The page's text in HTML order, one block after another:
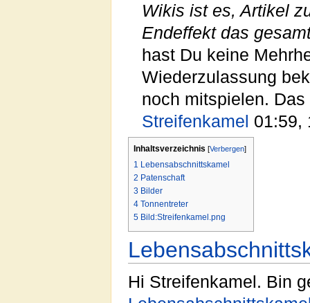
Wikis ist es, Artikel
Endeffekt das
hast Du keine
Wiederzulassung
noch mitspielen.
Streifenkamel 01:59,
Inhaltsverzeichnis [Verbergen]
1 Lebensabschnittskamel
2 Patenschaft
3 Bilder
4 Tonnentreter
5 Bild:Streifenkamel.png
Hi Streifenkamel. Bin